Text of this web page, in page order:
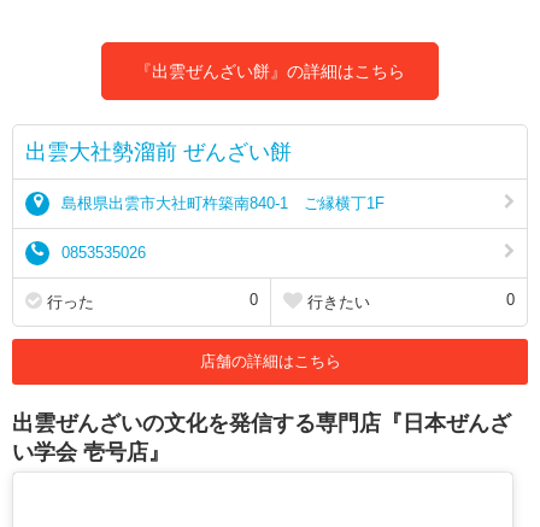
『出雲ぜんざい餅』の詳細はこちら
出雲大社勢溜前 ぜんざい餅
島根県出雲市大社町杵築南840-1 ご縁横丁1F
0853535026
行った 0 行きたい 0
店舗の詳細はこちら
出雲ぜんざいの文化を発信する専門店『日本ぜんざ
い学会 壱号店』